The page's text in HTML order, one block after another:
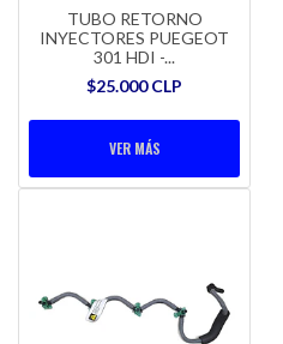
TUBO RETORNO
INYECTORES PUEGEOT
301 HDI -...
$25.000 CLP
VER MÁS